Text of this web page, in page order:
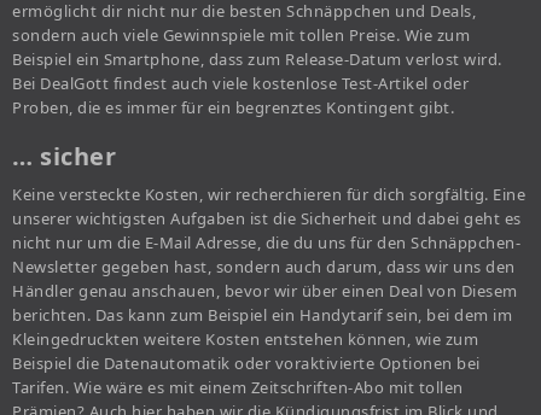
ermöglicht dir nicht nur die besten Schnäppchen und Deals,
sondern auch viele Gewinnspiele mit tollen Preise. Wie zum
Beispiel ein Smartphone, dass zum Release-Datum verlost wird.
Bei DealGott findest auch viele kostenlose Test-Artikel oder
Proben, die es immer für ein begrenztes Kontingent gibt.
… sicher
Keine versteckte Kosten, wir recherchieren für dich sorgfältig. Eine
unserer wichtigsten Aufgaben ist die Sicherheit und dabei geht es
nicht nur um die E-Mail Adresse, die du uns für den Schnäppchen-
Newsletter gegeben hast, sondern auch darum, dass wir uns den
Händler genau anschauen, bevor wir über einen Deal von Diesem
berichten. Das kann zum Beispiel ein Handytarif sein, bei dem im
Kleingedruckten weitere Kosten entstehen können, wie zum
Beispiel die Datenautomatik oder voraktivierte Optionen bei
Tarifen. Wie wäre es mit einem Zeitschriften-Abo mit tollen